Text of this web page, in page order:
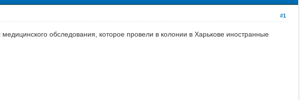
#1
обследования, которое провели в колонии в Харькове иностранные